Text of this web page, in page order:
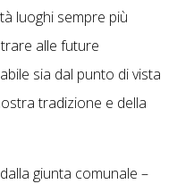
luoghi sempre più
alle future
sia dal punto di vista
tradizione e della
giunta comunale –